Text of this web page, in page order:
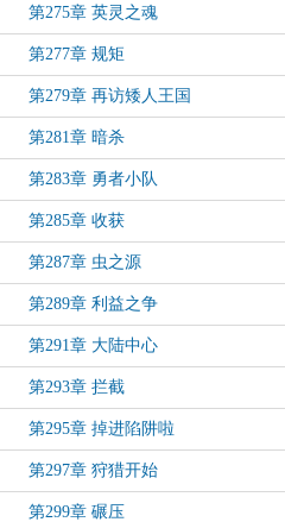
第275章 英灵之魂
第277章 规矩
第279章 再访矮人王国
第281章 暗杀
第283章 勇者小队
第285章 收获
第287章 虫之源
第289章 利益之争
第291章 大陆中心
第293章 拦截
第295章 掉进陷阱啦
第297章 狩猎开始
第299章 碾压